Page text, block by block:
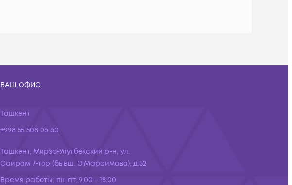
ВАШ ОФИС
Ташкент
+998 55 508 06 60
Ташкент, Мирзо-Улугбекский р-н, ул.
Сайрам 7-тор (бывш. Э.Мараимова), д.52
Время работы: пн-пт, 9:00 - 18:00